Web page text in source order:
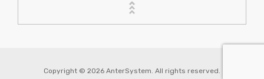
Copyright © 2026 AnterSystem. All rights reserved.